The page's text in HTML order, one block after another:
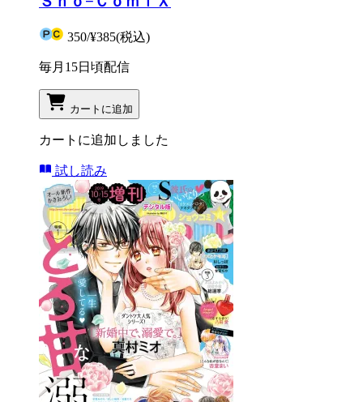
350/¥385(税込)
毎月15日頃配信
カートに追加
カートに追加しました
試し読み